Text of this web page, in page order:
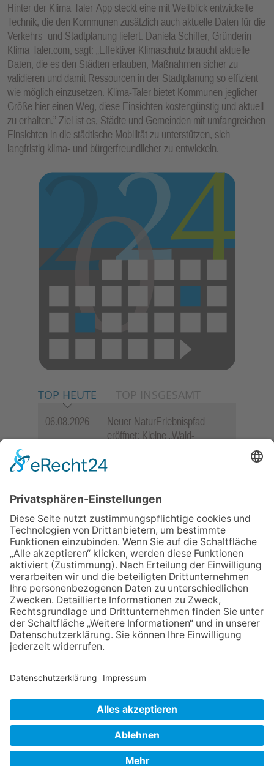
Hinter der Klima-Taler-App steckt eine mit Weitblick entwickelte
Technik, die den Kommunen zusätzlich auch aktuelle Daten für die
Verkehrs- und Stadtplanung liefert. Daniela Schiffer, Gründerin
Klima-Taler.com, sagt: „Effektiver Klimaschutz braucht aktuelle
Daten, die es den Städten erlauben, Maßnahmen sicher zu
validieren und damit Ressourcen in der Stadtplanung so effizient
wie möglich einzusetzen. Klima-Taler bietet Kommunen jeglicher
Größe hier einen Weg, diese Einsichten kostengünstig und aktuell
zu erhalten.” Ziel ist es, Städte und Gemeinden mit umfangreichen
Einsichten in die städtische Mobilität zu unterstützen, sich
langfristig klima- und bürgerfreundlicher zu entwickeln.
TOP HEUTE TOP INSGESAMT
06.08.2026
Neuer NaturErlebnispfad
eröffnet: Kleine „Wald-
die Zukunft der Stadt
Königstein
06.08.2026
Gewinnspiel zum Start ins
Schuljahr
06.08.2026
„Rock auf der Burg“ lässt
Königstein beben
06.08.2026
„Freundschaft, das ist wie
Heimat“ – Lions-Präsident
Jürgen Rohrmann setzt auf
Gemeinschaft und Bewährtes
NACH OBEN
Datenschutz Netiquette FAQ